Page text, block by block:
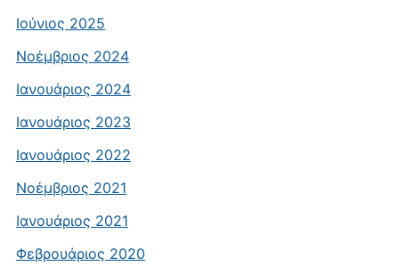
Ιούνιος 2025
Νοέμβριος 2024
Ιανουάριος 2024
Ιανουάριος 2023
Ιανουάριος 2022
Νοέμβριος 2021
Ιανουάριος 2021
Φεβρουάριος 2020